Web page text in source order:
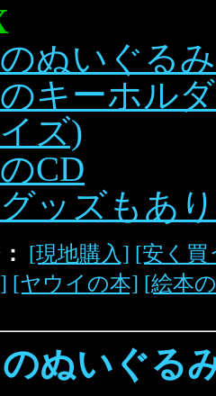
ぬいぐる
キーホル
ズ)
CD
ッズもあ
[現地購入] [安く買
[ヤウイの本] [絵本
ぬいぐる